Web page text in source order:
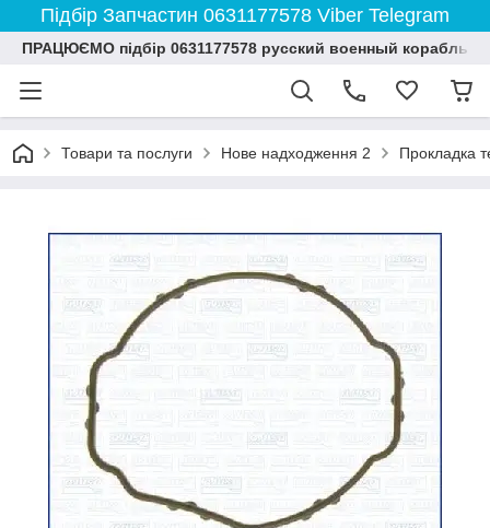
Підбір Запчастин 0631177578 Viber Telegram
ПРАЦЮЄМО підбір 0631177578 русский военный корабль
Товари та послуги Нове надходження 2 Прокладка